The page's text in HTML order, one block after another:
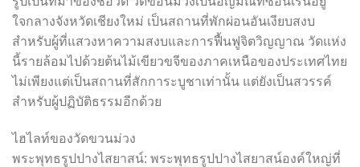
ใจกลางจังหวัดเชียงใหม่ เป็นสถานที่พักผ่อนอันเงียบสงบ
สำหรับผู้ที่แสวงหาความสงบและการฟื้นฟูจิตวิญญาณ วัดแห่ง
นี้รายล้อมไปด้วยต้นไม้เขียวขจีของภาคเหนือของประเทศไทย
ไม่เพียงแต่เป็นสถานที่สักการะบูชาเท่านั้น แต่ยังเป็นสวรรค์
สำหรับผู้ปฏิบัติธรรมอีกด้วย
ไฮไลท์ของวัดขวนม่วง
พระพุทธรูปปางไสยาสน์: พระพุทธรูปปางไสยาสน์องค์ใหญ่ที่